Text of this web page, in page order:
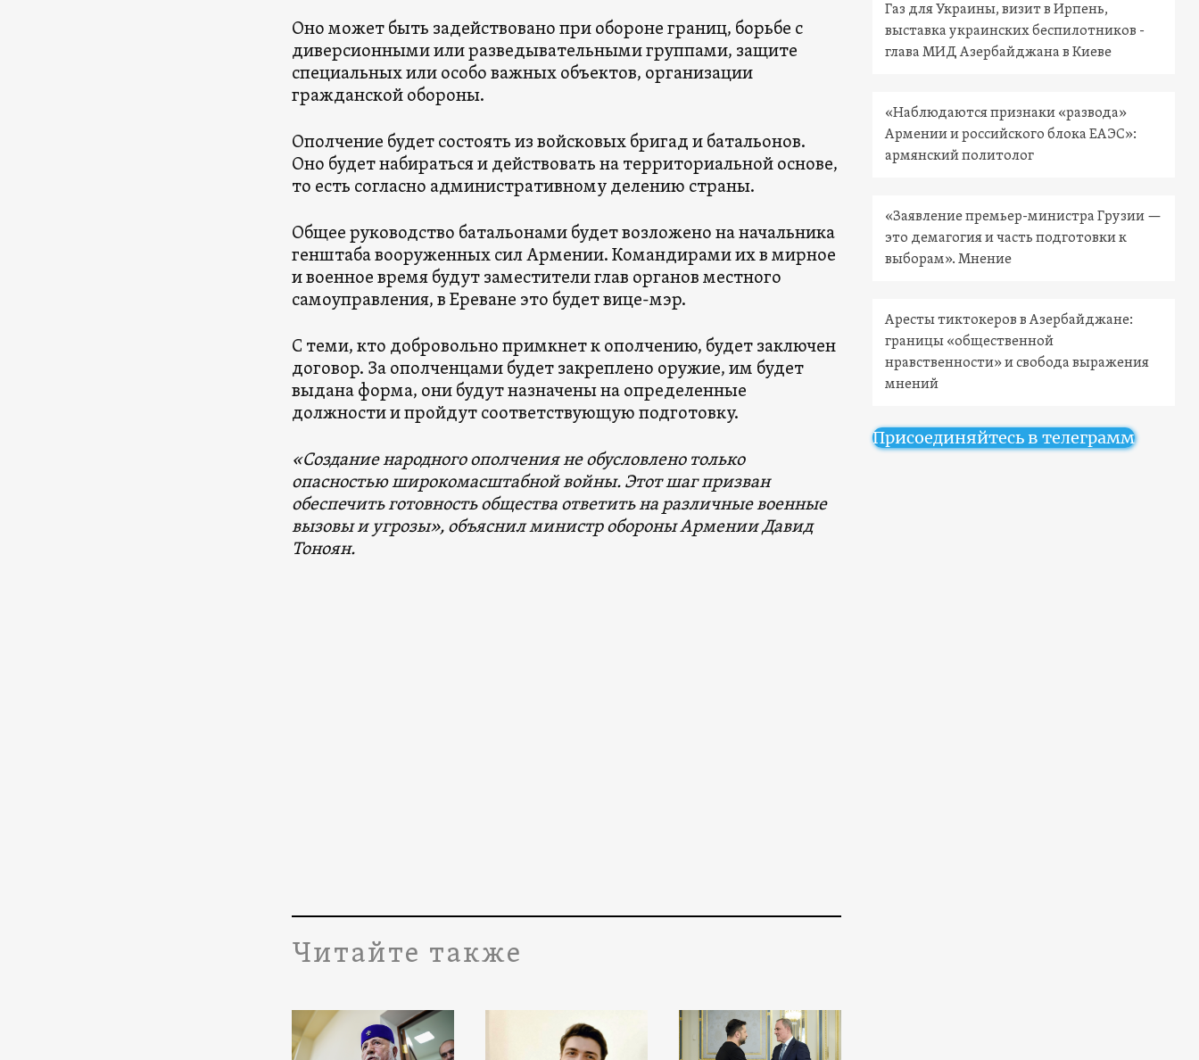
Оно может быть задействовано при обороне границ, борьбе с
диверсионными или разведывательными группами, защите
специальных или особо важных объектов, организации
гражданской обороны.
Ополчение будет состоять из войсковых бригад и батальонов.
Оно будет набираться и действовать на территориальной основе,
то есть согласно административному делению страны.
Общее руководство батальонами будет возложено на начальника
генштаба вооруженных сил Армении. Командирами их в мирное
и военное время будут заместители глав органов местного
самоуправления, в Ереване это будет вице-мэр.
С теми, кто добровольно примкнет к ополчению, будет заключен
договор. За ополченцами будет закреплено оружие, им будет
выдана форма, они будут назначены на определенные
должности и пройдут соответствующую подготовку.
«Создание народного ополчения не обусловлено только
опасностью широкомасштабной войны. Этот шаг призван
обеспечить готовность общества ответить на различные военные
вызовы и угрозы», объяснил министр обороны Армении Давид
Тоноян.
Читайте также
Газ для Украины, визит в Ирпень,
выставка украинских беспилотников -
глава МИД Азербайджана в Киеве
«Наблюдаются признаки «развода»
Армении и российского блока ЕАЭС»:
армянский политолог
«Заявление премьер-министра Грузии —
это демагогия и часть подготовки к
выборам». Мнение
Аресты тиктокеров в Азербайджане:
границы «общественной
нравственности» и свобода выражения
мнений
Присоединяйтесь в телеграмм